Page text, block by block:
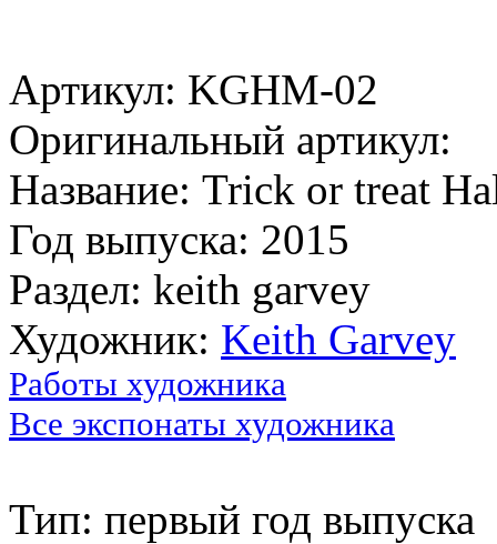
Артикул: KGHM-02
Оригинальный артикул:
Название: Trick or treat
Год выпуска: 2015
Раздел: keith garvey
Художник: Keith Garvey
Работы художника
Все экспонаты художника
Тип: первый год выпуска